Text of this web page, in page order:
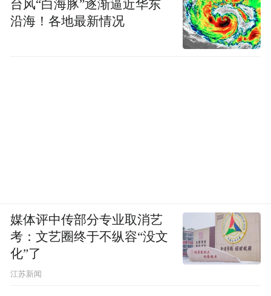
台风“白海豚”逐渐逼近华东
沿海！各地最新情况
媒体评中传部分专业取消艺
考：文艺圈终于不纵容“没文
化”了
江苏新闻